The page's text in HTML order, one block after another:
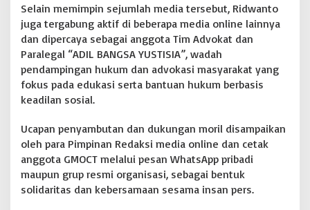
a
m
p
i
K
e
l
a
n
T
r
Selain memimpin sejumlah media tersebut, Ridwanto
juga tergabung aktif di beberapa media online lainnya
dan dipercaya sebagai anggota Tim Advokat dan
Paralegal “ADIL BANGSA YUSTISIA”, wadah
pendampingan hukum dan advokasi masyarakat yang
fokus pada edukasi serta bantuan hukum berbasis
keadilan sosial.
Ucapan penyambutan dan dukungan moril disampaikan
oleh para Pimpinan Redaksi media online dan cetak
anggota GMOCT melalui pesan WhatsApp pribadi
maupun grup resmi organisasi, sebagai bentuk
solidaritas dan kebersamaan sesama insan pers.